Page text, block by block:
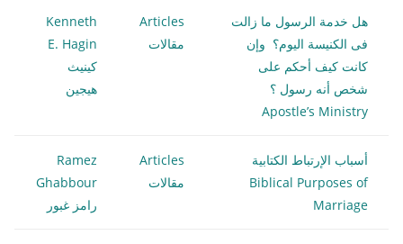
هل خدمة الرسول ما زالت
فى الكنيسة اليوم؟ وإن
كانت كيف أحكم على
شخص أنه رسول ؟
Apostle’s Ministry
Articles
مقالات
Kenneth
E. Hagin
كينيث
هيجين
أسباب الإرتباط الكتابية
Biblical Purposes of
Marriage
Articles
مقالات
Ramez
Ghabbour
رامز غبور